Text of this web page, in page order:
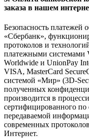
заказа в нашем
Безопасность платежей
«Сбербанк»,
протоколов и
платежными системами
Worldwide и UnionPay
VISA, MasterCard
системой «Мир» (3D-
полученных
производится в
сертифицированного по
передаваемой
современных
Интернет.